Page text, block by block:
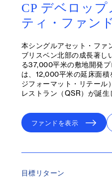
CP デベロッ
ティ・ファン
本シングルアセット・ファ
ブリスベン北部の成長著
る37,000平米の敷地開発
は、12,000平米の延床面
ジフォーマット・リテール
レストラン（QSR）が誕生
ファンドを表示
目標リターン